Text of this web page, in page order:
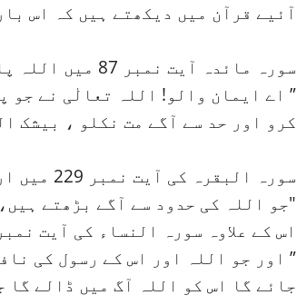
آئیے قرآن میں دیکھتے ہیں کہ اس
سورہ مائدہ آیت نمبر 87 میں اللہ پاک کا ارشاد ہے
” اے ایمان والو! اللہ تعالٰی نے جو
کرو اور حد سے آگے مت نکلو ، بیشک
سورہ البقرہ کی آیت نمبر 229 میں ارشاد ہے کہ
"جو اللہ کی حدود سے آگے بڑھتے
اس کے علاوہ سورہ النساء کی آیت نمبر 14 میں ارشادِ باری تعالٰی
” اور جو اللہ اور اس کے رسول کی
جائے گا اس کو اللہ آگ میں ڈالے گا